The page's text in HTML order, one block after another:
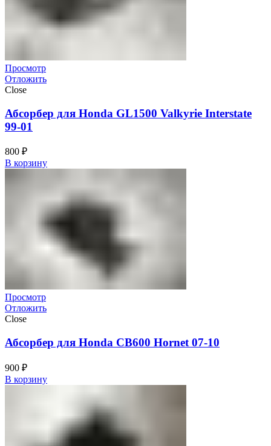
Просмотр
Отложить
Close
Абсорбер для Honda GL1500 Valkyrie Interstate
99-01
800 ₽
В корзину
Просмотр
Отложить
Close
Абсорбер для Honda CB600 Hornet 07-10
900 ₽
В корзину